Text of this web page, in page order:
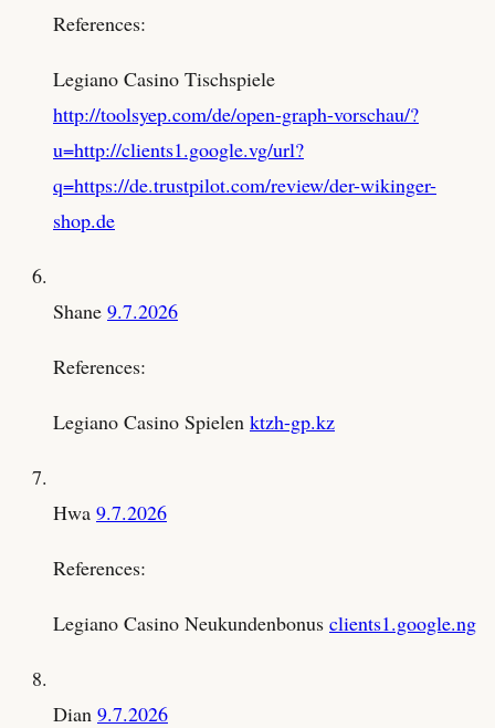
References:
Legiano Casino Tischspiele
http://toolsyep.com/de/open-graph-vorschau/?
u=http://clients1.google.vg/url?
q=https://de.trustpilot.com/review/der-wikinger-
shop.de
Shane 9.7.2026
References:
Legiano Casino Spielen ktzh-gp.kz
Hwa 9.7.2026
References:
Legiano Casino Neukundenbonus clients1.google.ng
Dian 9.7.2026